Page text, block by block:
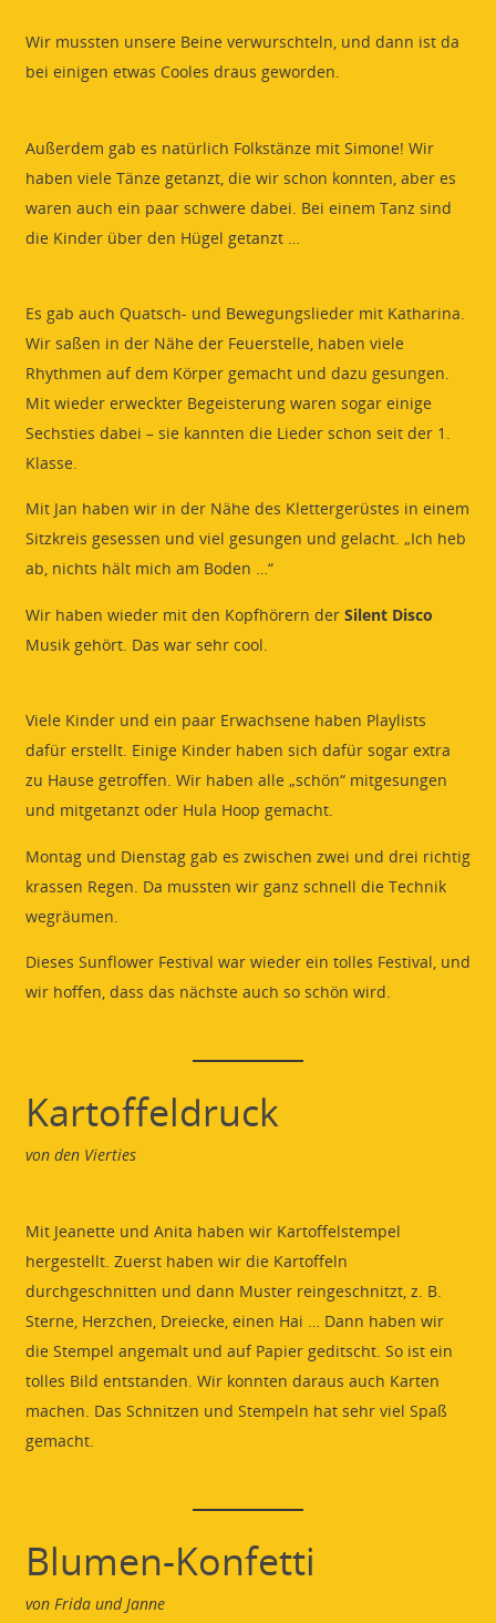
Wir mussten unsere Beine verwurschteln, und dann ist da
bei einigen etwas Cooles draus geworden.
Außerdem gab es natürlich Folkstänze mit Simone! Wir
haben viele Tänze getanzt, die wir schon konnten, aber es
waren auch ein paar schwere dabei. Bei einem Tanz sind
die Kinder über den Hügel getanzt …
Es gab auch Quatsch- und Bewegungslieder mit Katharina.
Wir saßen in der Nähe der Feuerstelle, haben viele
Rhythmen auf dem Körper gemacht und dazu gesungen.
Mit wieder erweckter Begeisterung waren sogar einige
Sechsties dabei – sie kannten die Lieder schon seit der 1.
Klasse.
Mit Jan haben wir in der Nähe des Klettergerüstes in einem
Sitzkreis gesessen und viel gesungen und gelacht. „Ich heb
ab, nichts hält mich am Boden …“
Wir haben wieder mit den Kopfhörern der Silent Disco
Musik gehört. Das war sehr cool.
Viele Kinder und ein paar Erwachsene haben Playlists
dafür erstellt. Einige Kinder haben sich dafür sogar extra
zu Hause getroffen. Wir haben alle „schön“ mitgesungen
und mitgetanzt oder Hula Hoop gemacht.
Montag und Dienstag gab es zwischen zwei und drei richtig
krassen Regen. Da mussten wir ganz schnell die Technik
wegräumen.
Dieses Sunflower Festival war wieder ein tolles Festival, und
wir hoffen, dass das nächste auch so schön wird.
Kartoffeldruck
von den Vierties
Mit Jeanette und Anita haben wir Kartoffelstempel
hergestellt. Zuerst haben wir die Kartoffeln
durchgeschnitten und dann Muster reingeschnitzt, z. B.
Sterne, Herzchen, Dreiecke, einen Hai … Dann haben wir
die Stempel angemalt und auf Papier geditscht. So ist ein
tolles Bild entstanden. Wir konnten daraus auch Karten
machen. Das Schnitzen und Stempeln hat sehr viel Spaß
gemacht.
Blumen-Konfetti
von Frida und Janne